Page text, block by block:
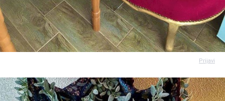
Prijavi